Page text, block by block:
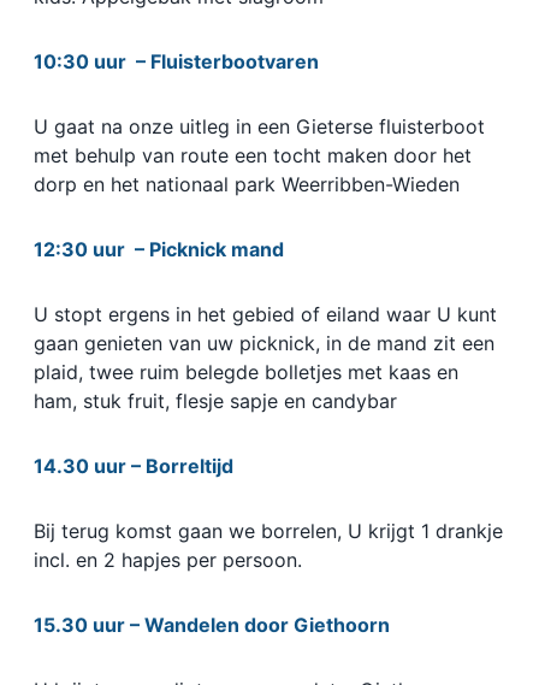
10:30 uur – Fluisterbootvaren
U gaat na onze uitleg in een Gieterse fluisterboot
met behulp van route een tocht maken door het
dorp en het nationaal park Weerribben-Wieden
12:30 uur – Picknick mand
U stopt ergens in het gebied of eiland waar U kunt
gaan genieten van uw picknick, in de mand zit een
plaid, twee ruim belegde bolletjes met kaas en
ham, stuk fruit, flesje sapje en candybar
14.30 uur – Borreltijd
Bij terug komst gaan we borrelen, U krijgt 1 drankje
incl. en 2 hapjes per persoon.
15.30 uur – Wandelen door Giethoorn